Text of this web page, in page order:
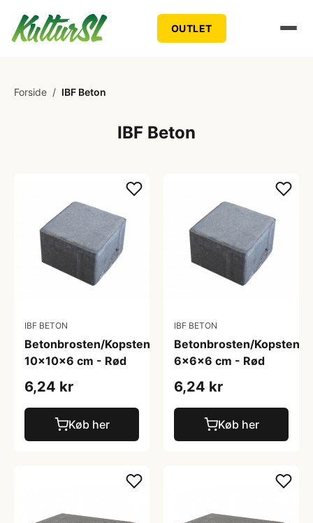
OUTLET
Forside / IBF Beton
IBF Beton
IBF BETON
Betonbrosten/Kopsten
10x10x6 cm - Rød
6,24 kr
Køb her
IBF BETON
Betonbrosten/Kopsten
6x6x6 cm - Rød
6,24 kr
Køb her